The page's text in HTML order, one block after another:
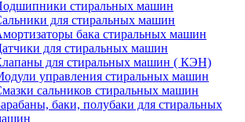
стиральных машин
для стиральных машин
бака стиральных машин
для стиральных машин
для стиральных машин ( КЭН)
управления стиральных машин
сальников стиральных машин
баки, полубаки для стиральных